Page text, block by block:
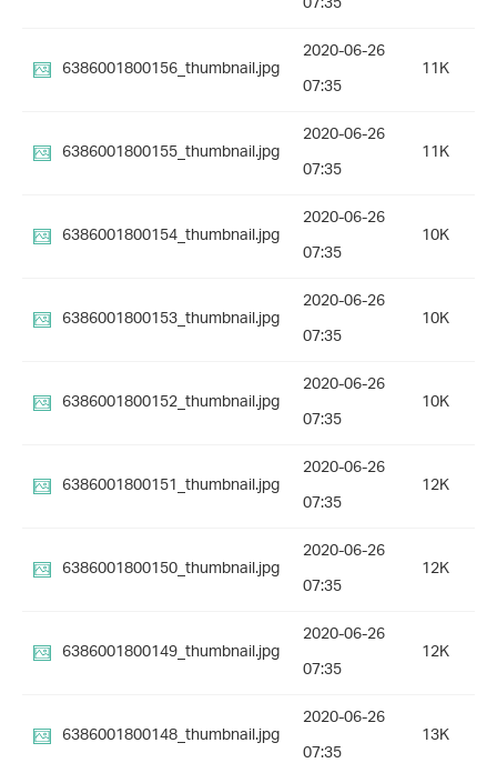
6386001800156_thumbnail.jpg
2020-06-26
07:35
11K
6386001800155_thumbnail.jpg
2020-06-26
07:35
11K
6386001800154_thumbnail.jpg
2020-06-26
07:35
10K
6386001800153_thumbnail.jpg
2020-06-26
07:35
10K
6386001800152_thumbnail.jpg
2020-06-26
07:35
10K
6386001800151_thumbnail.jpg
2020-06-26
07:35
12K
6386001800150_thumbnail.jpg
2020-06-26
07:35
12K
6386001800149_thumbnail.jpg
2020-06-26
07:35
12K
6386001800148_thumbnail.jpg
2020-06-26
07:35
13K